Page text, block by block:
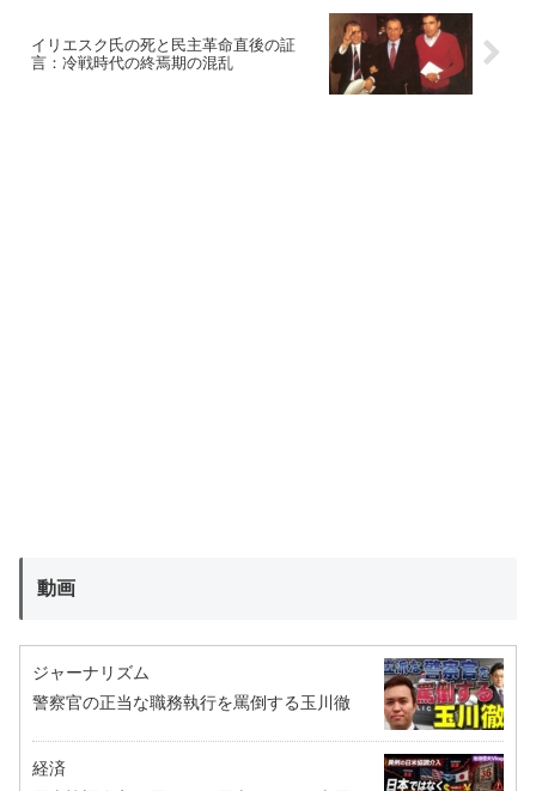
イリエスク氏の死と民主革命直後の証
言：冷戦時代の終焉期の混乱
動画
ジャーナリズム
警察官の正当な職務執行を罵倒する玉川徹
経済